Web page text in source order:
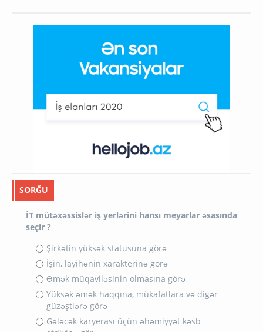
SORĞU
İT mütəxəssislər iş yerlərini hansı meyarlar əsasında
seçir ?
Şirkətin yüksək statusuna görə
İşin, layihənin xarakterinə görə
Əmək müqaviləsinin olmasına görə
Yüksək əmək haqqına, mükafatlara və digər
güzəştlərə görə
Gələcək karyerası üçün əhəmiyyət kəsb